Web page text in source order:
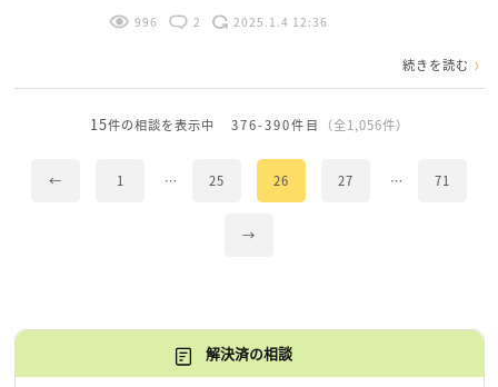
996 2 2025.1.4 12:36
続きを読む
15件の相談を表示中 376-390件目 （全1,056件）
← 1 … 25 26 27 … 71
→
解決済の相談